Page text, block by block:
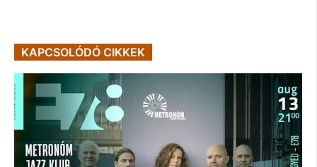
KAPCSOLÓDÓ CIKKEK